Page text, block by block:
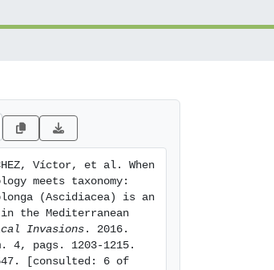
Víctor, et al. When
meets taxonomy:
(Ascidiacea) is an
the Mediterranean
Invasions. 2016.
4, pags. 1203-1215.
[consulted: 6 of